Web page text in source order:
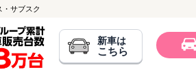
サブスク
新車は
こちら